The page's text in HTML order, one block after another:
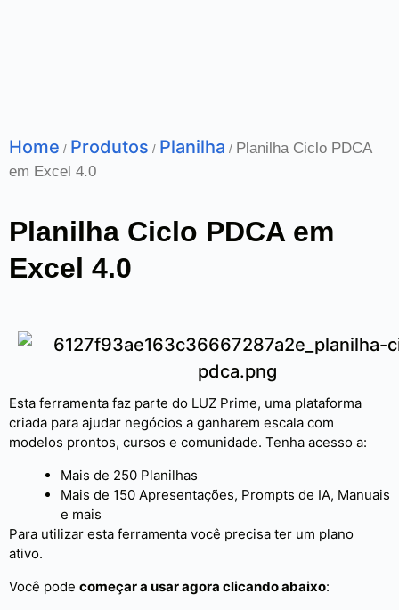
Home / Produtos / Planilha / Planilha Ciclo PDCA
em Excel 4.0
Planilha Ciclo PDCA em
Excel 4.0
Esta ferramenta faz parte do LUZ Prime, uma plataforma
criada para ajudar negócios a ganharem escala com
modelos prontos, cursos e comunidade. Tenha acesso a:
Mais de 250 Planilhas
Mais de 150 Apresentações, Prompts de IA, Manuais
e mais
Para utilizar esta ferramenta você precisa ter um plano
ativo.
Você pode começar a usar agora clicando abaixo: